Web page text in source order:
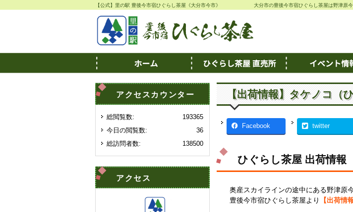
【公式】里の駅 豊後今市宿ひぐらし茶屋《大分市今市》 大分市の豊後今市宿ひぐらし茶屋は野津原
【出荷情報】タケノコ（
Facebook twitter
ひぐらし茶屋 出荷情報
奥産スカイラインの途中にある野津原
豊後今市宿ひぐらし茶屋より
【出荷情
アクセスカウンター
193365
総閲覧数:
36
今日の閲覧数:
138500
総訪問者数:
アクセス